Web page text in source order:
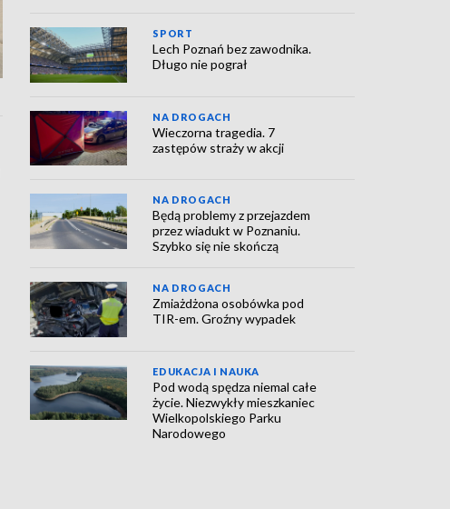
SPORT
Lech Poznań bez zawodnika.
Długo nie pograł
NA DROGACH
Wieczorna tragedia. 7
zastępów straży w akcji
NA DROGACH
Będą problemy z przejazdem
przez wiadukt w Poznaniu.
Szybko się nie skończą
NA DROGACH
Zmiażdżona osobówka pod
TIR-em. Groźny wypadek
EDUKACJA I NAUKA
Pod wodą spędza niemal całe
życie. Niezwykły mieszkaniec
Wielkopolskiego Parku
Narodowego